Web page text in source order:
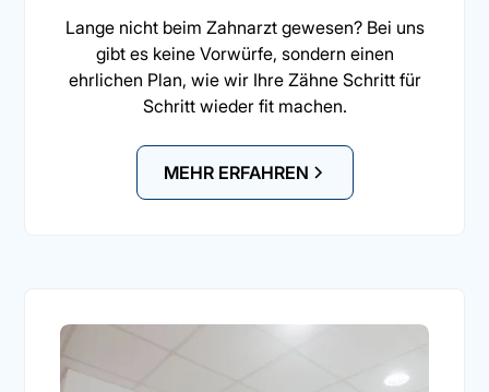
Lange nicht beim Zahnarzt gewesen? Bei uns
gibt es keine Vorwürfe, sondern einen
ehrlichen Plan, wie wir Ihre Zähne Schritt für
Schritt wieder fit machen.
MEHR ERFAHREN